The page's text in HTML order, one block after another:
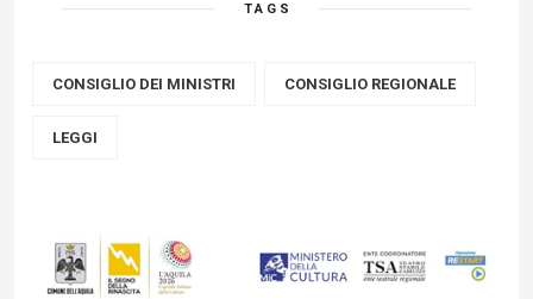
TAGS
CONSIGLIO DEI MINISTRI CONSIGLIO REGIONALE
LEGGI